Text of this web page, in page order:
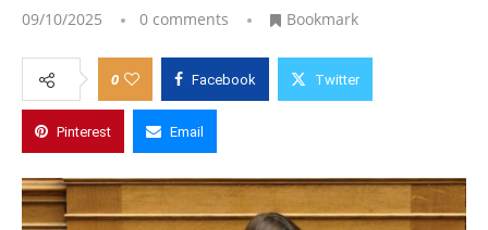
09/10/2025 0 comments Bookmark
0 Facebook Twitter
Pinterest Email